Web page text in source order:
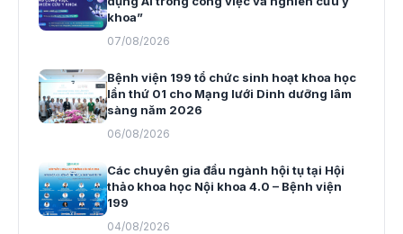
khoa”
07/08/2026
Bệnh viện 199 tổ chức sinh hoạt khoa học
lần thứ 01 cho Mạng lưới Dinh dưỡng lâm
sàng năm 2026
06/08/2026
Các chuyên gia đầu ngành hội tụ tại Hội
thảo khoa học Nội khoa 4.0 – Bệnh viện
199
04/08/2026